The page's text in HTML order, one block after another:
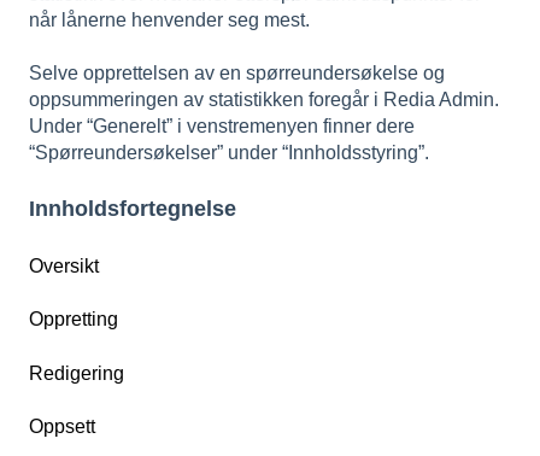
når lånerne henvender seg mest.
Selve opprettelsen av en spørreundersøkelse og
oppsummeringen av statistikken foregår i Redia Admin.
Under “Generelt” i venstremenyen finner dere
“Spørreundersøkelser” under “Innholdsstyring”.
Innholdsfortegnelse
Oversikt
Oppretting
Redigering
Oppsett